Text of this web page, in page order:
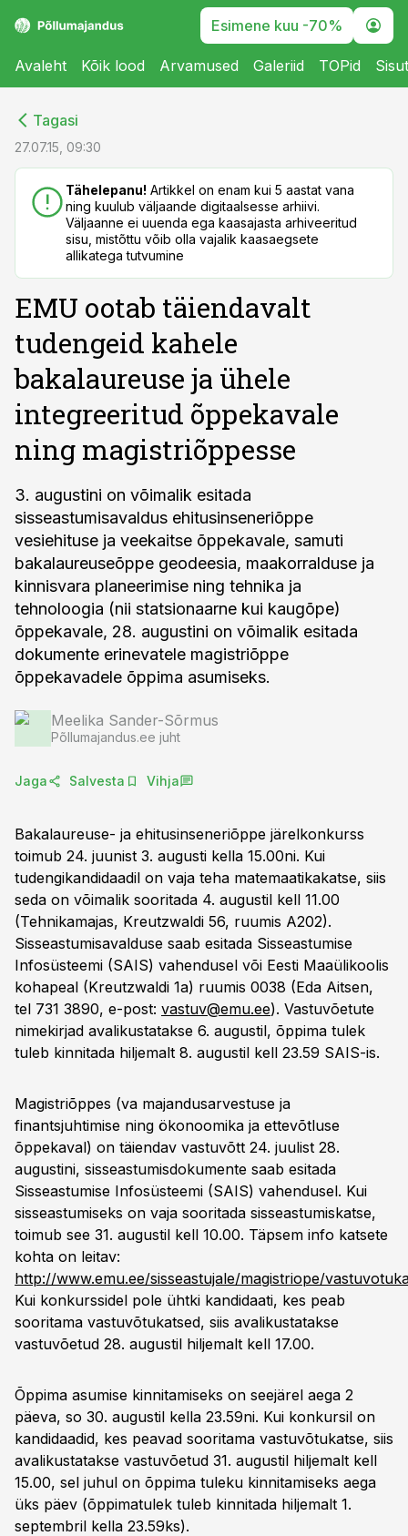
Esimene kuu -70%
Avaleht Kõik lood Arvamused Galeriid TOPid
Tagasi
27.07.15, 09:30
Tähelepanu! Artikkel on enam kui 5 aastat vana
ning kuulub väljaande digitaalsesse arhiivi.
Väljaanne ei uuenda ega kaasajasta arhiveeritud
sisu, mistõttu võib olla vajalik kaasaegsete
allikatega tutvumine
EMU ootab täiendavalt
tudengeid kahele
bakalaureuse ja ühele
integreeritud õppekavale
ning magistriõppesse
3. augustini on võimalik esitada
sisseastumisavaldus ehitusinseneriõppe
vesiehituse ja veekaitse õppekavale, samuti
bakalaureuseõppe geodeesia, maakorralduse ja
kinnisvara planeerimise ning tehnika ja
tehnoloogia (nii statsionaarne kui kaugõpe)
õppekavale, 28. augustini on võimalik esitada
dokumente erinevatele magistriõppe
õppekavadele õppima asumiseks.
Meelika Sander-Sõrmus
Põllumajandus.ee juht
Jaga Salvesta Vihja
Bakalaureuse- ja ehitusinseneriõppe järelkonkurss
toimub 24. juunist 3. augusti kella 15.00ni. Kui
tudengikandidaadil on vaja teha matemaatikakatse, siis
seda on võimalik sooritada 4. augustil kell 11.00
(Tehnikamajas, Kreutzwaldi 56, ruumis A202).
Sisseastumisavalduse saab esitada Sisseastumise
Infosüsteemi (SAIS) vahendusel või Eesti Maaülikoolis
kohapeal (Kreutzwaldi 1a) ruumis 0038 (Eda Aitsen,
tel 731 3890, e-post: vastuv@emu.ee). Vastuvõetute
nimekirjad avalikustatakse 6. augustil, õppima tulek
tuleb kinnitada hiljemalt 8. augustil kell 23.59 SAIS-is.
Magistriõppes (va majandusarvestuse ja
finantsjuhtimise ning ökonoomika ja ettevõtluse
õppekaval) on täiendav vastuvõtt 24. juulist 28.
augustini, sisseastumisdokumente saab esitada
Sisseastumise Infosüsteemi (SAIS) vahendusel. Kui
sisseastumiseks on vaja sooritada sisseastumiskatse,
toimub see 31. augustil kell 10.00. Täpsem info katsete
kohta on leitav:
http://www.emu.ee/sisseastujale/magistriope/
Kui konkurssidel pole ühtki kandidaati, kes peab
sooritama vastuvõtukatsed, siis avalikustatakse
vastuvõetud 28. augustil hiljemalt kell 17.00.
Õppima asumise kinnitamiseks on seejärel aega 2
päeva, so 30. augustil kella 23.59ni. Kui konkursil on
kandidaadid, kes peavad sooritama vastuvõtukatse, siis
avalikustatakse vastuvõetud 31. augustil hiljemalt kell
15.00, sel juhul on õppima tuleku kinnitamiseks aega
üks päev (õppimatulek tuleb kinnitada hiljemalt 1.
septembril kella 23.59ks).